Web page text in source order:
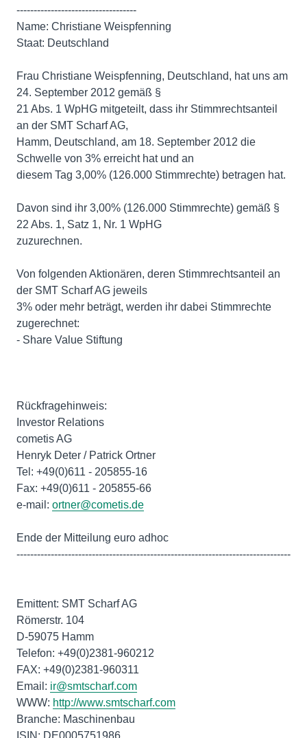
-----------------------------------
Name: Christiane Weispfenning
Staat: Deutschland
Frau Christiane Weispfenning, Deutschland, hat uns am
24. September 2012 gemäß §
21 Abs. 1 WpHG mitgeteilt, dass ihr Stimmrechtsanteil
an der SMT Scharf AG,
Hamm, Deutschland, am 18. September 2012 die
Schwelle von 3% erreicht hat und an
diesem Tag 3,00% (126.000 Stimmrechte) betragen hat.
Davon sind ihr 3,00% (126.000 Stimmrechte) gemäß §
22 Abs. 1, Satz 1, Nr. 1 WpHG
zuzurechnen.
Von folgenden Aktionären, deren Stimmrechtsanteil an
der SMT Scharf AG jeweils
3% oder mehr beträgt, werden ihr dabei Stimmrechte
zugerechnet:
- Share Value Stiftung
Rückfragehinweis:
Investor Relations
cometis AG
Henryk Deter / Patrick Ortner
Tel: +49(0)611 - 205855-16
Fax: +49(0)611 - 205855-66
e-mail: ortner@cometis.de
Ende der Mitteilung euro adhoc
--------------------------------------------------------------------------------
Emittent: SMT Scharf AG
Römerstr. 104
D-59075 Hamm
Telefon: +49(0)2381-960212
FAX: +49(0)2381-960311
Email: ir@smtscharf.com
WWW: http://www.smtscharf.com
Branche: Maschinenbau
ISIN: DE0005751986